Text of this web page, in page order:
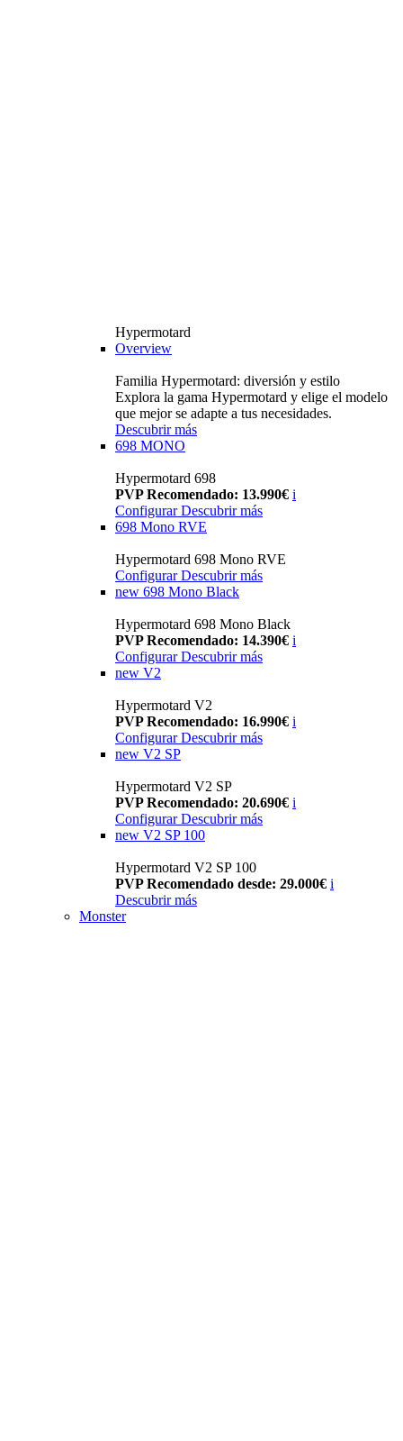
Hypermotard
Overview
Familia Hypermotard: diversión y estilo
Explora la gama Hypermotard y elige el modelo
que mejor se adapte a tus necesidades.
Descubrir más
698 MONO
Hypermotard 698
PVP Recomendado: 13.990€ i
ConfigurarDescubrir más
698 Mono RVE
Hypermotard 698 Mono RVE
Configurar Descubrir más
new 698 Mono Black
Hypermotard 698 Mono Black
PVP Recomendado: 14.390€ i
Configurar Descubrir más
new V2
Hypermotard V2
PVP Recomendado: 16.990€ i
Configurar Descubrir más
new V2 SP
Hypermotard V2 SP
PVP Recomendado: 20.690€ i
Configurar Descubrir más
new V2 SP 100
Hypermotard V2 SP 100
PVP Recomendado desde: 29.000€ i
Descubrir más
Monster